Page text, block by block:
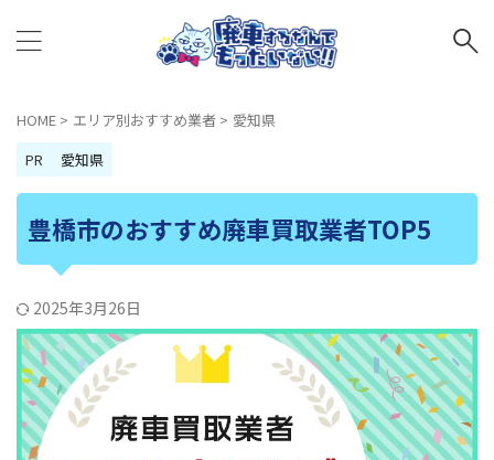
HOME > エリア別おすすめ業者 > 愛知県
PR
愛知県
豊橋市のおすすめ廃車買取業者TOP5
2025年3月26日